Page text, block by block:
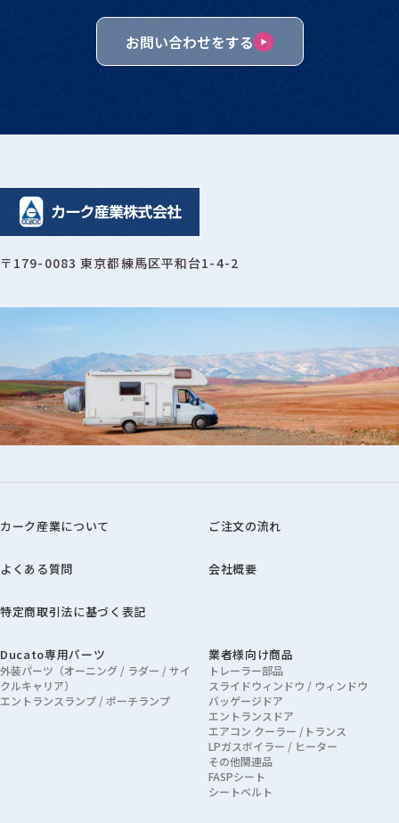
お問い合わせをする
〒179-0083 東京都練馬区平和台1-4-2
カーク産業について ご注文の流れ
よくある質問 会社概要
特定商取引法に基づく表記
Ducato専用パーツ
外装パーツ（オーニング / ラダー / サイ
クルキャリア）
エントランスランプ / ポーチランプ
業者様向け商品
トレーラー部品
スライドウィンドウ / ウィンドウ
バッゲージドア
エントランスドア
エアコン クーラー /トランス
LPガスボイラー / ヒーター
その他関連品
FASPシート
シートベルト